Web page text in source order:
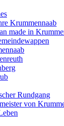
Krummennaab
made in
Rundgang
von